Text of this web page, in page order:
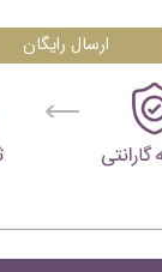
ارسال رایگان